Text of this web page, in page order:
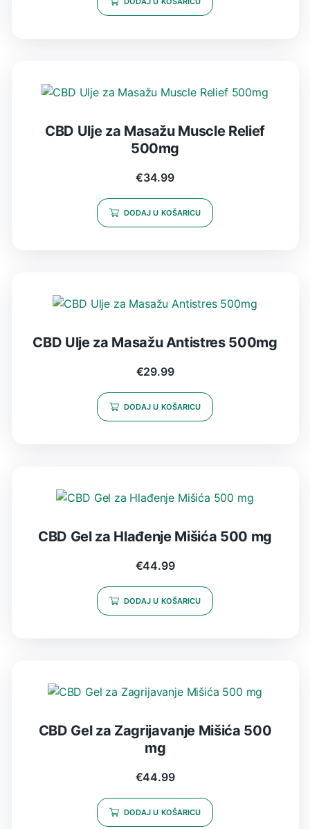
CBD Ulje za Masažu Muscle Relief
500mg
€34.99
DODAJ U KOŠARICU
CBD Ulje za Masažu Antistres 500mg
€29.99
DODAJ U KOŠARICU
CBD Gel za Hlađenje Mišića 500 mg
€44.99
DODAJ U KOŠARICU
CBD Gel za Zagrijavanje Mišića 500
mg
€44.99
DODAJ U KOŠARICU